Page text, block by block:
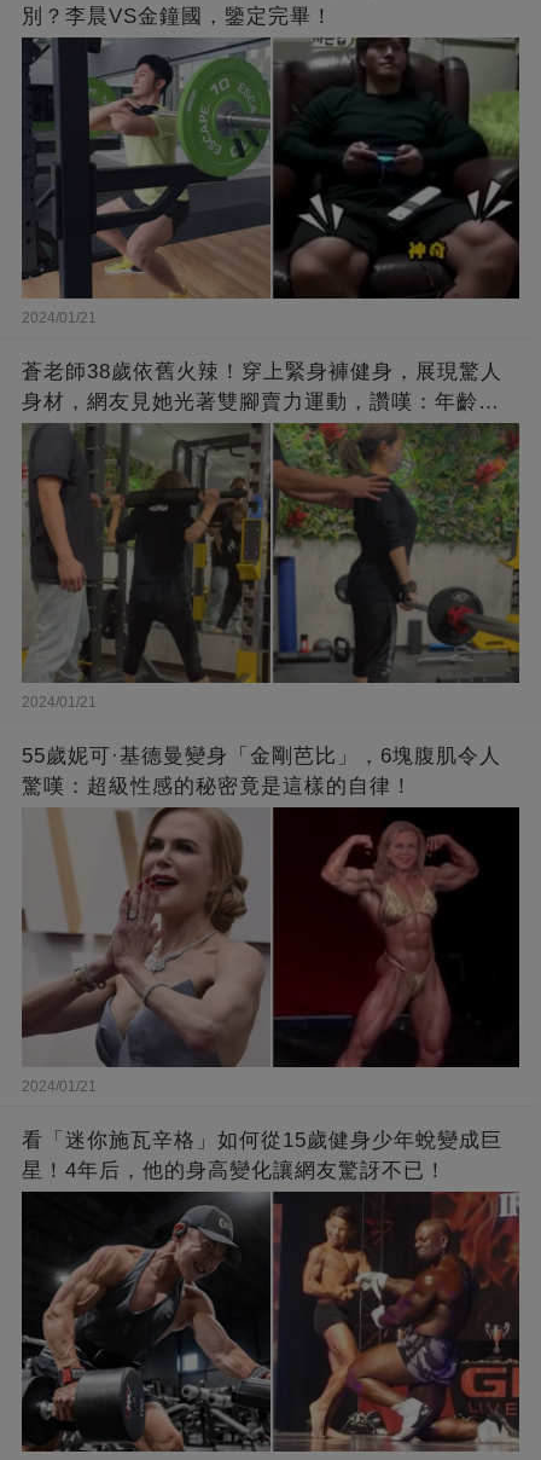
別？李晨VS金鐘國，鑒定完畢！
2024/01/21
蒼老師38歲依舊火辣！穿上緊身褲健身，展現驚人
身材，網友見她光著雙腳賣力運動，讚嘆：年齡不
過是個數字！
2024/01/21
55歲妮可·基德曼變身「金剛芭比」，6塊腹肌令人
驚嘆：超級性感的秘密竟是這樣的自律！
2024/01/21
看「迷你施瓦辛格」如何從15歲健身少年蛻變成巨
星！4年后，他的身高變化讓網友驚訝不已！